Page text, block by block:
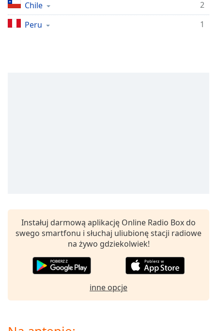
TypeLIVE
Seek to
live,
off,
selected
Subtitles
subtitles
settings ,
opens
settings
Chile
2
Peru
1
Instałuj darmową aplikację Online Radio Box do
swego smartfonu i słuchaj uliubionę stacji radiowe
na żywo gdziekolwiek!
inne opcje